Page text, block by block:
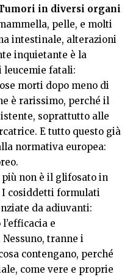
in diversi organi
pelle, e molti
intestinale, alterazioni
inquietante è la
leucemie fatali:
morti dopo meno di
è rarissimo, perché il
soprattutto alle
E tutto questo già
normativa europea:
non è il glifosato in
I cosiddetti formulati
da adiuvanti:
e
tranne i
contengano, perché
come vere e proprie